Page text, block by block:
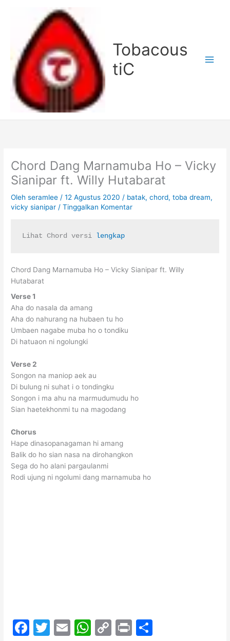
Tobacous
tiC
Chord Dang Marnamuba Ho – Vicky
Sianipar ft. Willy Hutabarat
Olehseramlee /12 Agustus 2020 / batak,chord,toba dream,
vicky sianipar /Tinggalkan Komentar
Lihat Chord versi lengkap
Chord Dang Marnamuba Ho – Vicky Sianipar ft. Willy
Hutabarat
Verse 1
Aha do nasala daamang
Aha do nahurang na hubaen tu ho
Umbaen nagabe muba ho otondiku
Di hatuaon ni ngolungki
Verse 2
Songon na maniop aekau
Di bulung ni suhat i otondingku
Songon i ma ahu na marmudumudu ho
Sian haetekhonmi tu na magodang
Chorus
Hape dinasopanagaman hi amang
Balik do ho sian nasa na dirohangkon
Sega do ho alani pargaulanmi
Rodi ujung ni ngolumi dang marnamuba ho
F
T
E
W C
Pr